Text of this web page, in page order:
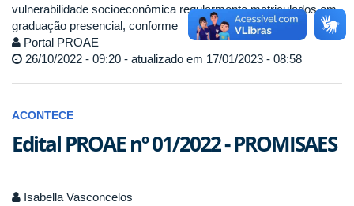
vulnerabilidade socioeconômica regularmente matriculados em
graduação presencial, conforme
Portal PROAE
26/10/2022 - 09:20 - atualizado em 17/01/2023 - 08:58
ACONTECE
Edital PROAE nº 01/2022 - PROMISAES
Isabella Vasconcelos